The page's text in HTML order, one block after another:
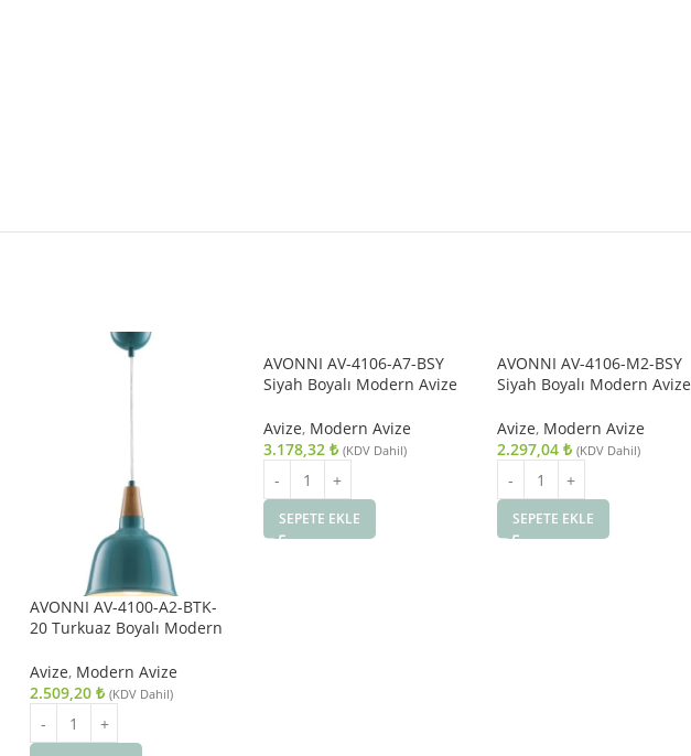
AVONNI AV-4100-A2-BTK-
20 Turkuaz Boyalı Modern
20cm
Avize, Modern Avize
2.509,20₺ (KDV Dahil)
AVONNI AV-4106-A7-BSY
Siyah Boyalı Modern Avize
Avize, Modern Avize
3.178,32 ₺ (KDV Dahil)
SEPETE EKLE
AVONNI AV-4106-M2-BSY
Siyah Boyalı Modern Avize
Avize, Modern Avize
2.297,04 ₺ (KDV Dahil)
SEPETE EKLE